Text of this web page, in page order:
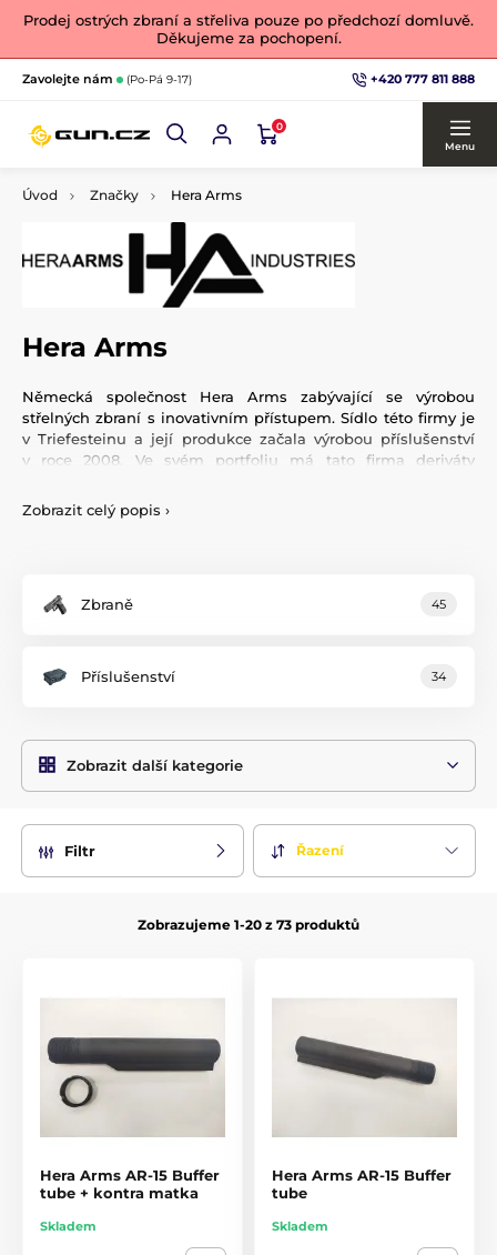
Prodej ostrých zbraní a střeliva pouze po předchozí domluvě.
Děkujeme za pochopení.
Zavolejte nám (Po-Pá 9-17) +420 777 811 888
0
Menu
Úvod Značky Hera Arms
Hera Arms
Německá společnost Hera Arms zabývající se výrobou
střelných zbraní s inovativním přístupem. Sídlo této firmy je
v Triefesteinu a její produkce začala výrobou příslušenství
v roce 2008. Ve svém portfoliu má tato firma deriváty
vycházející z AR-15 ale používající střelivo 9 mm Luger.
Kulovnice H6 v .308 Win. a novinka H7 v ráži .223 Rem.
Zobrazit celý popis ›
Zbraně 45
Příslušenství 34
Zobrazit další kategorie
Filtr Řazení
Zobrazujeme 1-20 z 73 produktů
Hera Arms AR-15 Buffer
tube + kontra matka
Skladem
Hera Arms AR-15 Buffer
tube
Skladem